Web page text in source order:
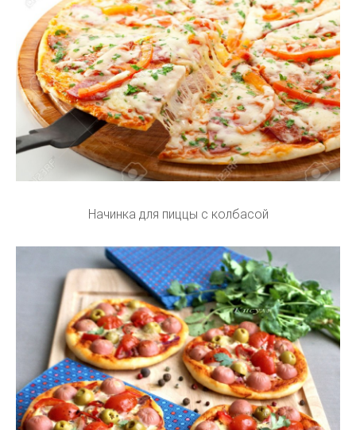
Начинка для пиццы с колбасой